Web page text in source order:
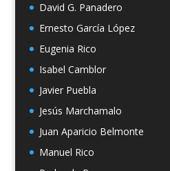
David G. Panadero
Ernesto García López
Eugenia Rico
Isabel Camblor
Javier Puebla
Jesús Marchamalo
Juan Aparicio Belmonte
Manuel Rico